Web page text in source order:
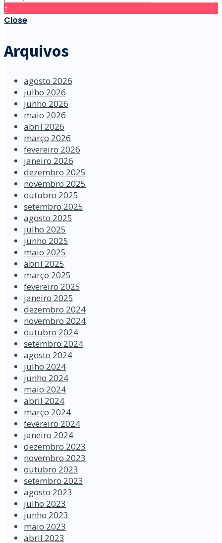
↑
Close
Arquivos
agosto 2026
julho 2026
junho 2026
maio 2026
abril 2026
março 2026
fevereiro 2026
janeiro 2026
dezembro 2025
novembro 2025
outubro 2025
setembro 2025
agosto 2025
julho 2025
junho 2025
maio 2025
abril 2025
março 2025
fevereiro 2025
janeiro 2025
dezembro 2024
novembro 2024
outubro 2024
setembro 2024
agosto 2024
julho 2024
junho 2024
maio 2024
abril 2024
março 2024
fevereiro 2024
janeiro 2024
dezembro 2023
novembro 2023
outubro 2023
setembro 2023
agosto 2023
julho 2023
junho 2023
maio 2023
abril 2023